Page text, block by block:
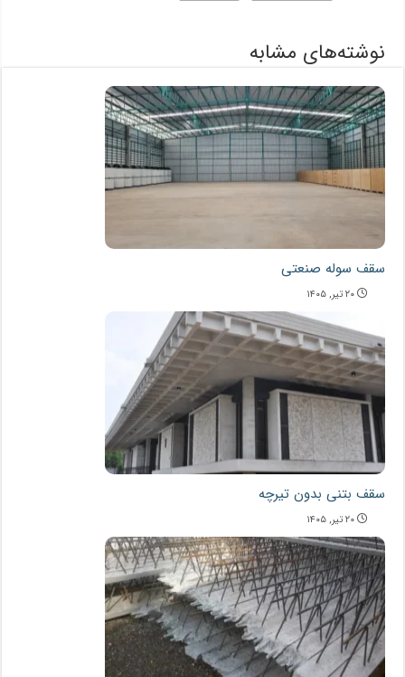
نوشته‌های مشابه
سقف سوله صنعتی
۲۰ تیر, ۱۴۰۵
سقف بتنی بدون تیرچه
۲۰ تیر, ۱۴۰۵